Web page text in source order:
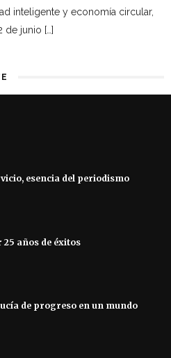
inteligente y economía circular,
de junio […]
esencia del periodismo
años de éxitos
de progreso en un mundo